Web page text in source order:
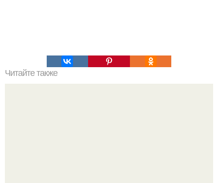
Читайте также